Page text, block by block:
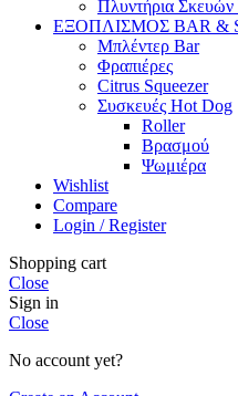
Πλυντήρια
ΕΞΟΠΛΙΣΜΟΣ BAR &
Μπλέντερ Bar
Φραπιέρες
Citrus Squeezer
Συσκευές Hot Dog
Roller
Βρασμού
Ψωμιέρα
Wishlist
Compare
Login / Register
Shopping cart
Close
Sign in
Close
No account yet?